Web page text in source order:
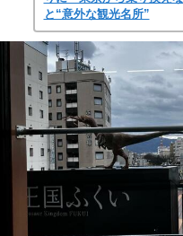
と“意外な観光名所”